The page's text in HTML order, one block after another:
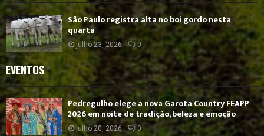
São Paulo registra alta no boi gordo nesta
quarta
julho 23, 2026 0
EVENTOS
Pedregulho elege a nova Garota Country FEAPP
2026 em noite de tradição, beleza e emoção
julho 20, 2026 0